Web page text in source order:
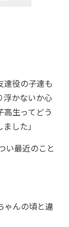
達役の子達も
浮かないか心
生ってどう
した」
い最近のこと
ゃんの頃と違